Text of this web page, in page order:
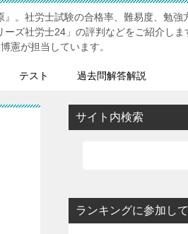
』。社労士試験の合格率、難易度、勉強
ズ社労士24」の評判などをご紹介しま
憲が担当しています。
テスト 過去問解答解説
サイト内検索
ランキングに参加し